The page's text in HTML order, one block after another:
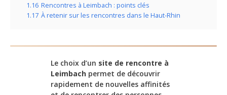
1.16 Rencontres à Leimbach : points clés
1.17 À retenir sur les rencontres dans le Haut-Rhin
Le choix d’un site de rencontre à
Leimbach permet de découvrir
rapidement de nouvelles affinités